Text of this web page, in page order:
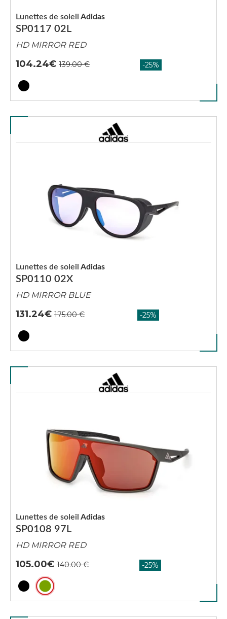
SP0117 02L
Lunettes de soleil Adidas
HD MIRROR RED
104.24
SP0110 02X
Lunettes de soleil Adidas
HD MIRROR BLUE
131.24
SP0108 97L
Lunettes de soleil Adidas
HD MIRROR RED
105.00